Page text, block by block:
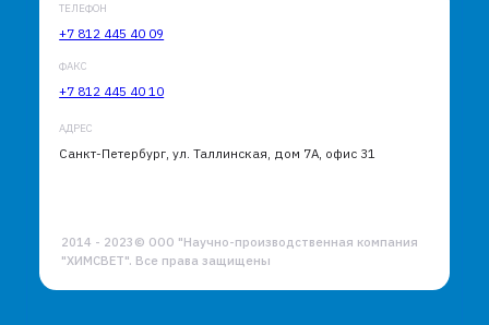
ТЕЛЕФОН
+7 812 445 40 09
ФАКС
+7 812 445 40 10
АДРЕС
Санкт-Петербург, ул. Таллинская, дом 7А, офис 31
2014 - 2023© ООО "Научно-производственная компания
"ХИМСВЕТ". Все права защищены